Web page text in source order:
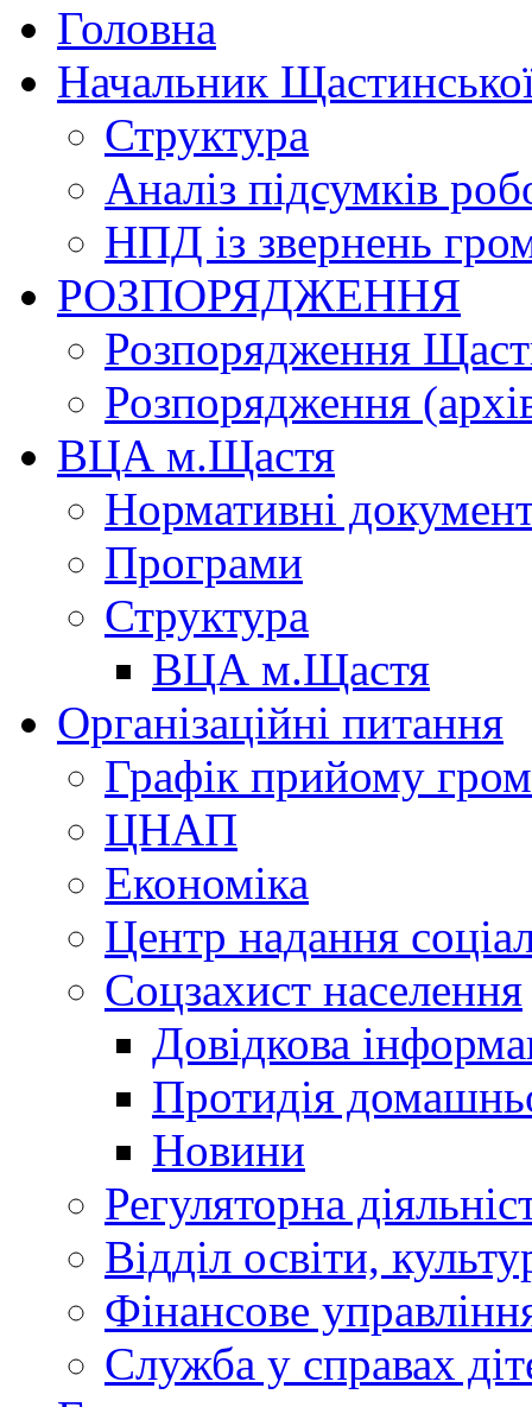
Головна
Начальник
Структура
Аналіз підсумків
НПД із звернень
РОЗПОРЯДЖЕННЯ
Розпорядження
Розпорядження
ВЦА м.Щастя
Нормативні
Програми
Структура
ВЦА м.Щастя
Організаційні питання
Графік прийому
ЦНАП
Економіка
Центр надання
Соцзахист населення
Довідкова
Протидія
Новини
Регуляторна
Відділ освіти,
Фінансове
Служба у справах